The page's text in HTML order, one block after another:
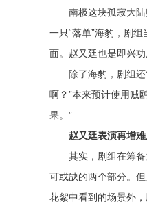
南极这块孤寂大
一只“落单”海豹，剧
面。赵又廷也是即兴
除了海豹，剧组
啊？”本来预计使用贼
果。”
赵又廷表演再增
其实，剧组在筹
可或缺的两个部分。
花絮中看到的场景外